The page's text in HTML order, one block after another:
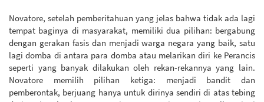
Novatore, setelah pemberitahuan yang jelas bahwa tidak ada lagi
tempat baginya di masyarakat, memiliki dua pilihan: bergabung
dengan gerakan fasis dan menjadi warga negara yang baik, satu
lagi domba di antara para domba atau melarikan diri ke Perancis
seperti yang banyak dilakukan oleh rekan-rekannya yang lain.
Novatore memilih pilihan ketiga: menjadi bandit dan
pemberontak, berjuang hanya untuk dirinya sendiri di atas tebing